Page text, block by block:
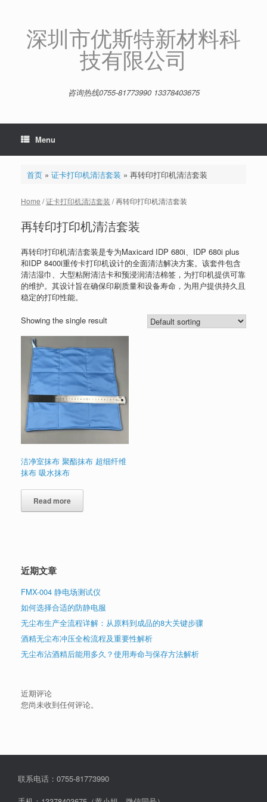
深圳市优斯特新材料科
技有限公司
咨询热线0755-81773990 13378403675
Menu
首页» 证卡打印机清洁套装 » 再转印打印机清洁套装
Home /证卡打印机清洁套装 / 再转印打印机清洁套装
再转印打印机清洁套装
再转印打印机清洁套装是专为Maxicard IDP 680i、IDP 680i plus
和IDP 8400i重传卡打印机设计的全面清洁解决方案。该套件包含
清洁湿巾、大型粘附清洁卡和预浸润清洁棉签，为打印机提供可靠
的维护。其设计旨在确保印刷质量和设备寿命，为用户提供持久且
稳定的打印性能。
Showing the single result
洁净室抹布 聚酯抹布 超细纤维
抹布 吸水抹布
Read more
近期文章
FMX-004 静电场测试仪
如何选择合适的防静电服
无尘布生产全流程详解：从原料到成品的8大关键步骤
酒精无尘布冲压全检流程及重要性解析
无尘布沾酒精后能用多久？使用寿命与保存方法解析
近期评论
您尚未收到任何评论。
联系电话：0755-81773990